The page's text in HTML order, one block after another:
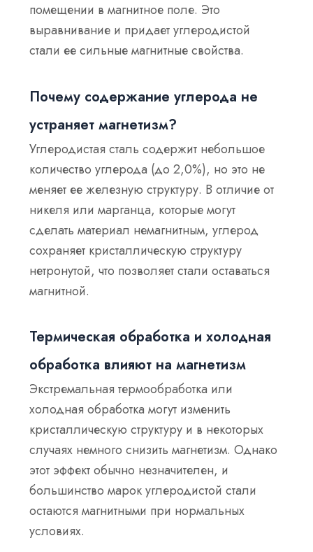
помещении в магнитное поле. Это
выравнивание и придает углеродистой
стали ее сильные магнитные свойства.
Почему содержание углерода не
устраняет магнетизм?
Углеродистая сталь содержит небольшое
количество углерода (до 2,0%), но это не
меняет ее железную структуру. В отличие от
никеля или марганца, которые могут
сделать материал немагнитным, углерод
сохраняет кристаллическую структуру
нетронутой, что позволяет стали оставаться
магнитной.
Термическая обработка и холодная
обработка влияют на магнетизм
Экстремальная термообработка или
холодная обработка могут изменить
кристаллическую структуру и в некоторых
случаях немного снизить магнетизм. Однако
этот эффект обычно незначителен, и
большинство марок углеродистой стали
остаются магнитными при нормальных
условиях.